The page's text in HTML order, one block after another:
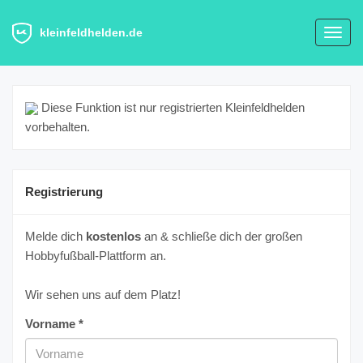
kleinfeldhelden.de
Diese Funktion ist nur registrierten Kleinfeldhelden
vorbehalten.
Registrierung
Melde dich kostenlos an & schließe dich der großen
Hobbyfußball-Plattform an.
Wir sehen uns auf dem Platz!
Vorname *